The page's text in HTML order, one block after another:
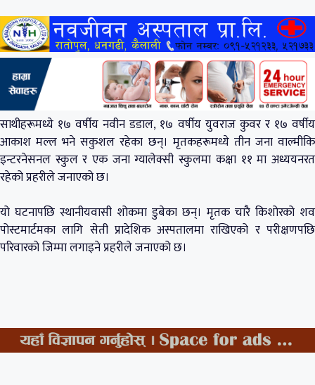
साथीहरूमध्ये १७ वर्षीय नवीन डडाल, १७ वर्षीय युवराज कुवर र १७ वर्षीय
आकाश मल्ल भने सकुशल रहेका छन्। मृतकहरूमध्ये तीन जना वाल्मीकि
इन्टरनेसनल स्कुल र एक जना ग्यालेक्सी स्कुलमा कक्षा ११ मा अध्ययनरत
रहेको प्रहरीले जनाएको छ।
यो घटनापछि स्थानीयवासी शोकमा डुबेका छन्। मृतक चारै किशोरको शव
पोस्टमार्टमका लागि सेती प्रादेशिक अस्पतालमा राखिएको र परीक्षणपछि
परिवारको जिम्मा लगाइने प्रहरीले जनाएको छ।